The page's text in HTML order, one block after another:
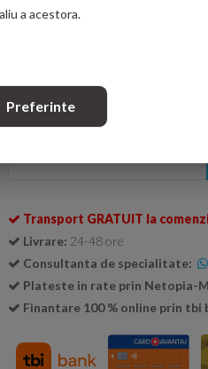
Se livreaza doar la cutie ( 1 cutie =
Transport GRATUIT la
Livrare: 24-48 ore
Consultanta de specialitate:
Plateste in rate prin Netopia-
Finantare 100 % online prin tbi
a acestora.
Preferinte